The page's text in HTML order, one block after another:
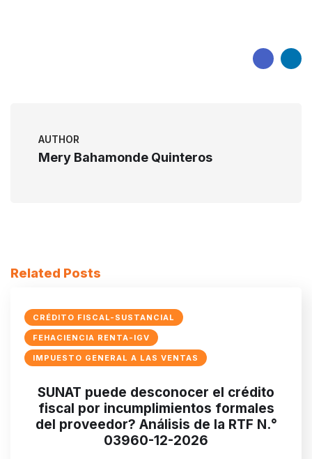
AUTHOR
Mery Bahamonde Quinteros
Related Posts
CRÉDITO FISCAL-SUSTANCIAL
FEHACIENCIA RENTA-IGV
IMPUESTO GENERAL A LAS VENTAS
SUNAT puede desconocer el crédito
fiscal por incumplimientos formales
del proveedor? Análisis de la RTF N.°
03960-12-2026